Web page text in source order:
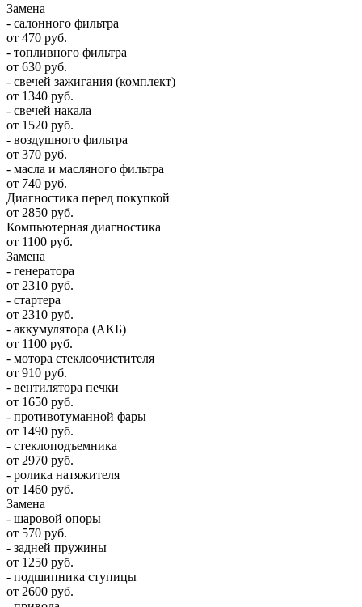
Замена
- салонного фильтра
от 470 руб.
- топливного фильтра
от 630 руб.
- свечей зажигания (комплект)
от 1340 руб.
- свечей накала
от 1520 руб.
- воздушного фильтра
от 370 руб.
- масла и масляного фильтра
от 740 руб.
Диагностика перед покупкой
от 2850 руб.
Компьютерная диагностика
от 1100 руб.
Замена
- генератора
от 2310 руб.
- стартера
от 2310 руб.
- аккумулятора (АКБ)
от 1100 руб.
- мотора стеклоочистителя
от 910 руб.
- вентилятора печки
от 1650 руб.
- противотуманной фары
от 1490 руб.
- стеклоподъемника
от 2970 руб.
- ролика натяжителя
от 1460 руб.
Замена
- шаровой опоры
от 570 руб.
- задней пружины
от 1250 руб.
- подшипника ступицы
от 2600 руб.